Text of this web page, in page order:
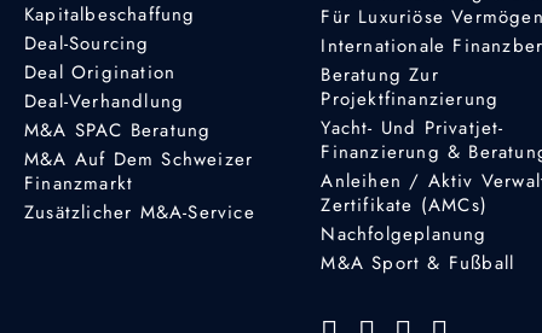
Kapitalbeschaffung
Deal-Sourcing
Deal Origination
Deal-Verhandlung
M&A SPAC Beratung
M&A Auf Dem Schweizer
Finanzmarkt
Zusätzlicher M&A-Service
Für Luxuriöse
Internationale
Beratung Zur
Projektfinanzierung
Yacht- Und Privatjet-
Finanzierung &
Anleihen / Aktiv
Zertifikate (AMCs)
Nachfolgeplanung
M&A Sport & Fußball